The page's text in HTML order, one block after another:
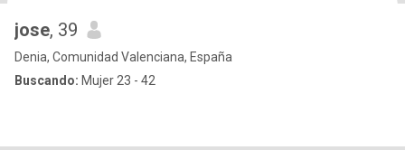
jose, 39
Denia, Comunidad Valenciana, España
Buscando: Mujer 23 - 42